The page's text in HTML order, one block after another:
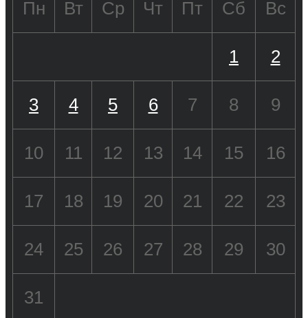
Пн Вт Ср Чт Пт Сб Вс
1 2
3 4 5 6 7 8 9
10 11 12 13 14 15 16
17 18 19 20 21 22 23
24 25 26 27 28 29 30
31